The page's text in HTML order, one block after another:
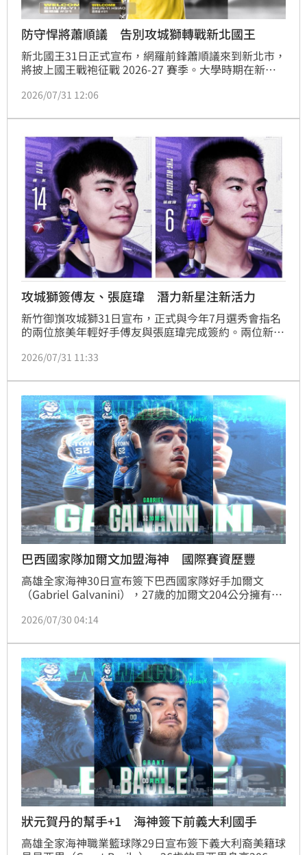
防守悍將蕭順議 告別攻城獅轉戰新北國王
新北國王31日正式宣布，網羅前鋒蕭順議來到新北市，
將披上國王戰袍征戰 2026-27 賽季。大學時期在新北
經驗、以拚勁與防守著稱的鋒線好手加入禁衛軍，帶來
目標。
2026/07/31 12:06
攻城獅簽傅友、張庭瑋 潛力新星注新活力
新竹御嵿攻城獅31日宣布，正式與今年7月選秀會指名
的兩位旅美年輕好手傅友與張庭瑋完成簽約。兩位新秀
入了年輕活力。新賽季傅友將披上14號戰袍，張庭瑋則
2026/07/31 11:33
巴西國家隊加爾文加盟海神 國際賽資歷豐
高雄全家海神30日宣布簽下巴西國家隊好手加爾文
（Gabriel Galvanini），27歲的加爾文204公分擁有巴
法團隊且善於為球隊注入能量，充滿爆發力的灌籃更是
心，請神隊友拭目以待！」
2026/07/30 04:14
狀元賀丹的幫手+1 海神簽下前義大利國手
高雄全家海神職業籃球隊29日宣布簽下義大利裔美籍球